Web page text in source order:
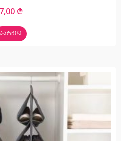
7,00 ₾
ᲐᲐᲠᲩᲘᲔ